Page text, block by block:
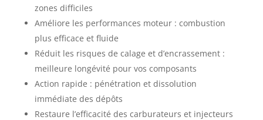
zones difficiles
Améliore les performances moteur : combustion
plus efficace et fluide
Réduit les risques de calage et d’encrassement :
meilleure longévité pour vos composants
Action rapide : pénétration et dissolution
immédiate des dépôts
Restaure l’efficacité des carburateurs et injecteurs